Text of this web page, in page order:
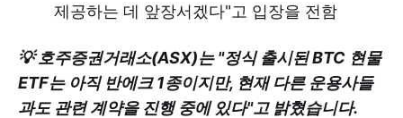
제공하는 데 앞장서겠다"고 입장을 전함
💡 호주증권거래소(ASX)는 "정식 출시된 BTC 현물
ETF는 아직 반에크 1종이지만, 현재 다른 운용사들
과도 관련 계약을 진행 중에 있다"고 밝혔습니다.